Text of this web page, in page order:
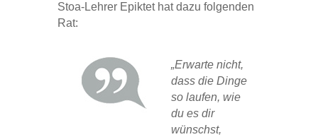
Stoa-Lehrer Epiktet hat dazu folgenden
Rat:
„Erwarte nicht,
dass die Dinge
so laufen, wie
du es dir
wünschst,